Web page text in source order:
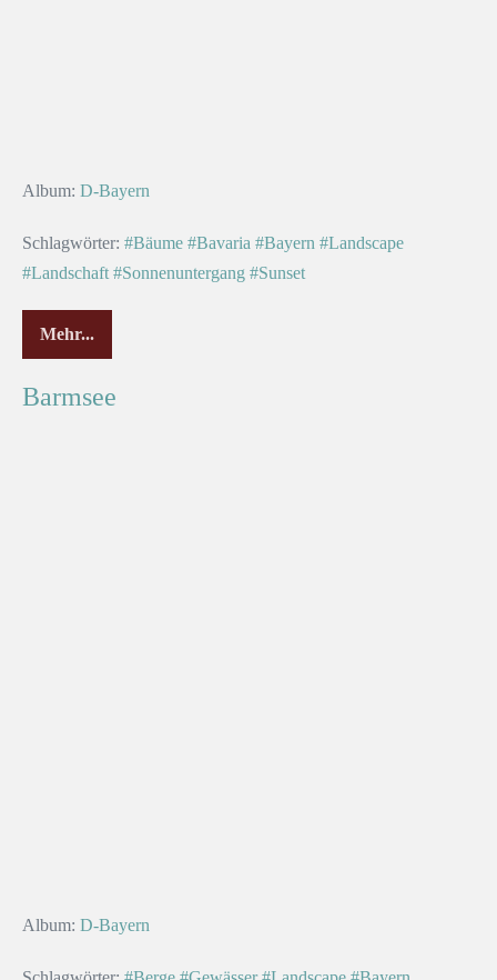
Album: D-Bayern
Schlagwörter: #Bäume #Bavaria #Bayern #Landscape
#Landschaft #Sonnenuntergang #Sunset
Mehr...
Barmsee
Album: D-Bayern